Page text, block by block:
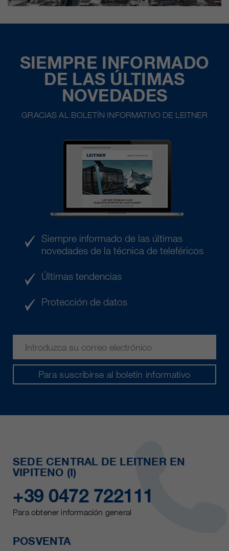
SIEMPRE INFORMADO
DE LAS ÚLTIMAS
NOVEDADES
GRACIAS AL BOLETÍN INFORMATIVO DE LEITNER
Para suscribirse al boletín informativo
Siempre informado de las últimas
novedades de la técnica de teleféricos
Últimas tendencias
Protección de datos
SEDE CENTRAL DE LEITNER EN
VIPITENO (I)
+39 0472 722111
Para obtener información general
POSVENTA